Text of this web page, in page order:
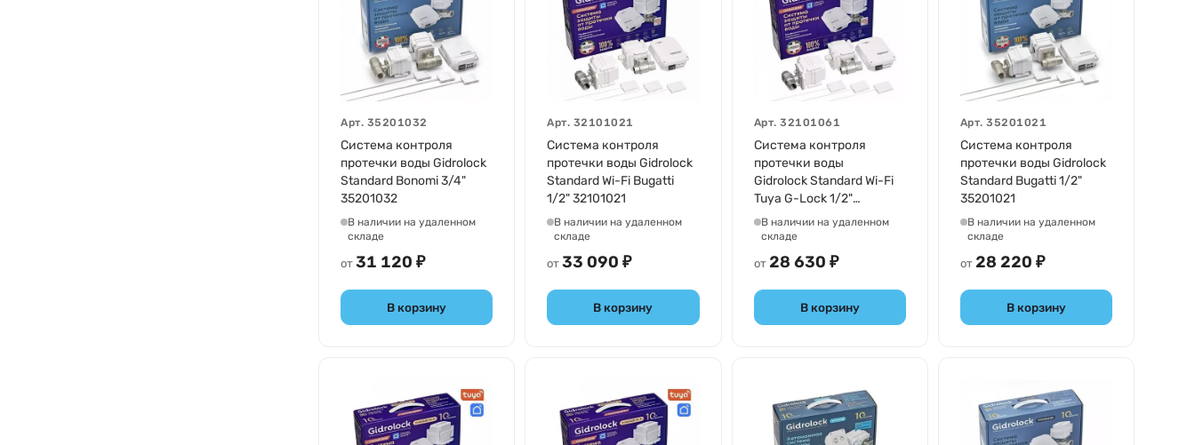
Система контроля
протечки воды Gidrolock
Standard Bonomi 3/4"
35201032
В наличии на удаленном
складе
Арт. 35201032
от 31 120 ₽
В корзину
Система контроля
протечки воды Gidrolock
Standard Wi-Fi Bugatti
1/2" 32101021
В наличии на удаленном
складе
Арт. 32101021
от33 090 ₽
В корзину
Система контроля
протечки воды
Gidrolock Standard Wi-Fi
Tuya G-Lock 1/2"
32101061
В наличии на удаленном
складе
Арт. 32101061
от 28 630 ₽
В корзину
Система контроля
протечки воды Gidrolock
Standard Bugatti 1/2"
35201021
В наличии на удаленном
складе
Арт.35201021
от 28 220 ₽
В корзину